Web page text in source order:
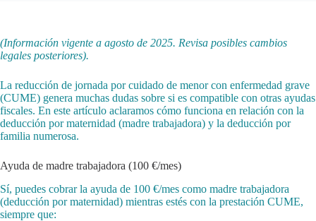
(Información vigente a agosto de 2025. Revisa posibles cambios
legales posteriores).
La reducción de jornada por cuidado de menor con enfermedad grave
(CUME) genera muchas dudas sobre si es compatible con otras ayudas
fiscales. En este artículo aclaramos cómo funciona en relación con la
deducción por maternidad (madre trabajadora) y la deducción por
familia numerosa.
Ayuda de madre trabajadora (100 €/mes)
Sí, puedes cobrar la ayuda de 100 €/mes como madre trabajadora
(deducción por maternidad) mientras estés con la prestación CUME,
siempre que: